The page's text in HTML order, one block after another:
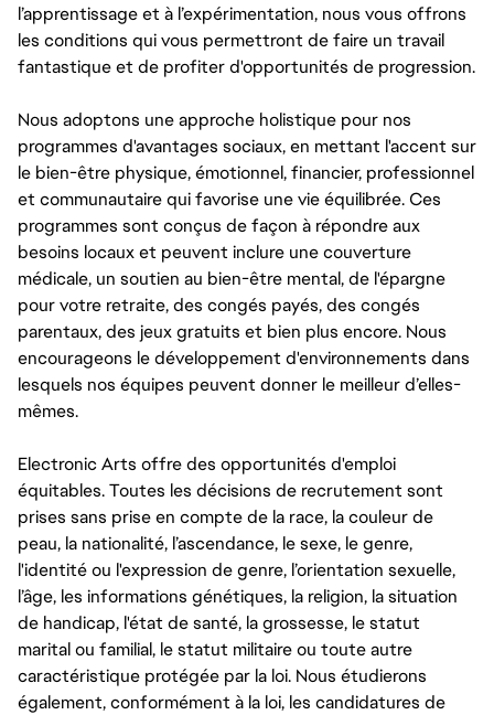
l’apprentissage et à l’expérimentation, nous vous offrons
les conditions qui vous permettront de faire un travail
fantastique et de profiter d'opportunités de progression.
Nous adoptons une approche holistique pour nos
programmes d'avantages sociaux, en mettant l'accent sur
le bien-être physique, émotionnel, financier, professionnel
et communautaire qui favorise une vie équilibrée. Ces
programmes sont conçus de façon à répondre aux
besoins locaux et peuvent inclure une couverture
médicale, un soutien au bien-être mental, de l'épargne
pour votre retraite, des congés payés, des congés
parentaux, des jeux gratuits et bien plus encore. Nous
encourageons le développement d'environnements dans
lesquels nos équipes peuvent donner le meilleur d’elles-
mêmes.
Electronic Arts offre des opportunités d'emploi
équitables. Toutes les décisions de recrutement sont
prises sans prise en compte de la race, la couleur de
peau, la nationalité, l’ascendance, le sexe, le genre,
l'identité ou l'expression de genre, l’orientation sexuelle,
l’âge, les informations génétiques, la religion, la situation
de handicap, l'état de santé, la grossesse, le statut
marital ou familial, le statut militaire ou toute autre
caractéristique protégée par la loi. Nous étudierons
également, conformément à la loi, les candidatures de